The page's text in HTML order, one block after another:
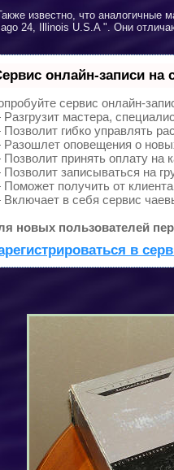
известно, что аналогичные
24, Illinois U.S.A ". Они
онлайн-записи на
сервис онлайн-
мастера,
гибко управлять
оповещения о
принять оплату на
записываться на
получить от
в себя сервис
новых пользователей
в